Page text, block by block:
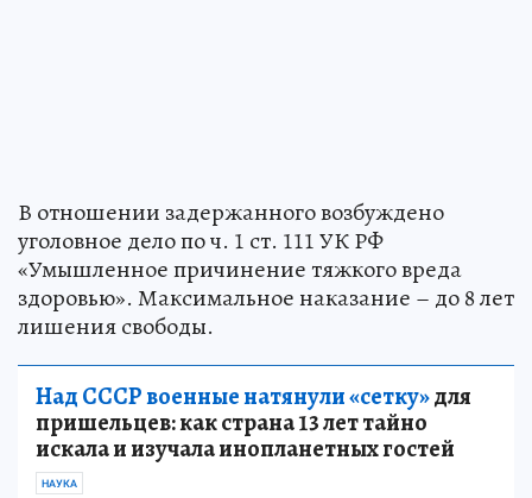
В отношении задержанного возбуждено
уголовное дело по ч. 1 ст. 111 УК РФ
«Умышленное причинение тяжкого вреда
здоровью». Максимальное наказание – до 8 лет
лишения свободы.
Над СССР военные натянули «сетку»для
пришельцев: как страна 13 лет тайно
искала и изучала инопланетных гостей
НАУКА